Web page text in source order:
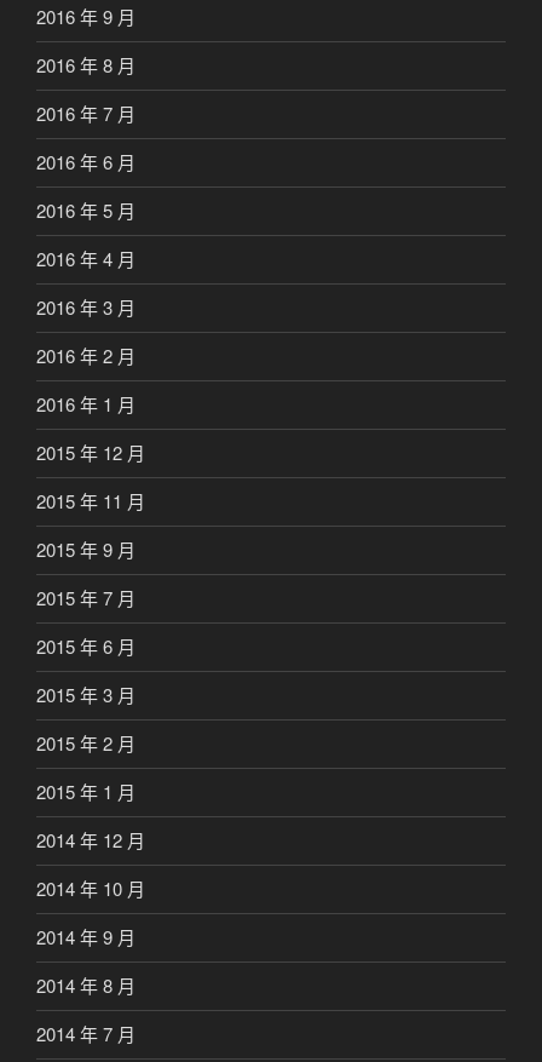
2016 年 9 月
2016 年 8 月
2016 年 7 月
2016 年 6 月
2016 年 5 月
2016 年 4 月
2016 年 3 月
2016 年 2 月
2016 年 1 月
2015 年 12 月
2015 年 11 月
2015 年 9 月
2015 年 7 月
2015 年 6 月
2015 年 3 月
2015 年 2 月
2015 年 1 月
2014 年 12 月
2014 年 10 月
2014 年 9 月
2014 年 8 月
2014 年 7 月